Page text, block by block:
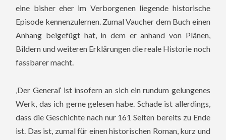
eine bisher eher im Verborgenen liegende historische
Episode kennenzulernen. Zumal Vaucher dem Buch einen
Anhang beigefügt hat, in dem er anhand von Plänen,
Bildern und weiteren Erklärungen die reale Historie noch
fassbarer macht.
‚Der General‘ ist insofern an sich ein rundum gelungenes
Werk, das ich gerne gelesen habe. Schade ist allerdings,
dass die Geschichte nach nur 161 Seiten bereits zu Ende
ist. Das ist, zumal für einen historischen Roman, kurz und